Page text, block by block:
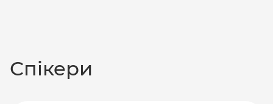
Спікери